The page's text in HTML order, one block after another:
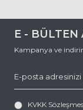
E - BÜLTEN
Kampanya ve
KVKK